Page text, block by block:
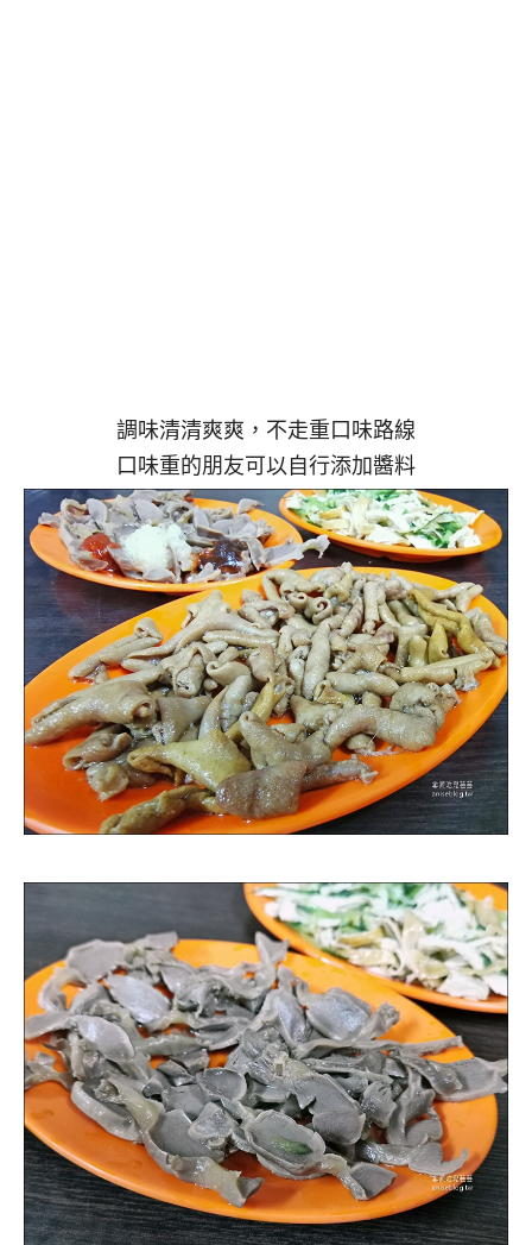
調味清清爽爽，不走重口味路線
口味重的朋友可以自行添加醬料